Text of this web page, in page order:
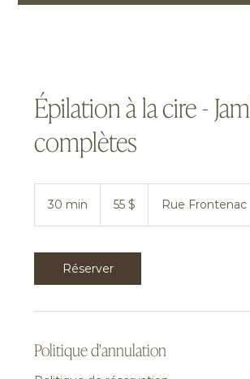
Épilation à la cire -
complètes
30 min
i
n
canadiens
55 $ Rue Frontenac
Réserver
Politique d'annulation